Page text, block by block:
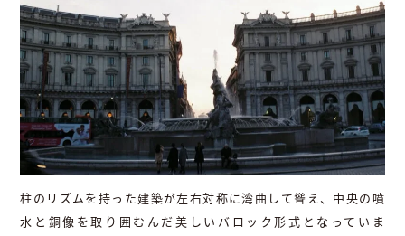
柱のリズムを持った建築が左右対称に湾曲して聳え、中央の噴
水と銅像を取り囲むんだ美しいバロック形式となっていま